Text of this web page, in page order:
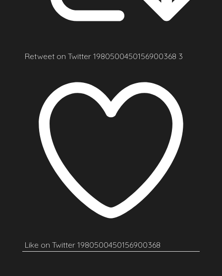
Retweet on Twitter 1980500450156900368 3
Like on Twitter 1980500450156900368